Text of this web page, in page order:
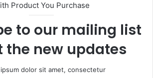
Product You Purchase
to our mailing list
the new updates!
dolor sit amet, consectetur.